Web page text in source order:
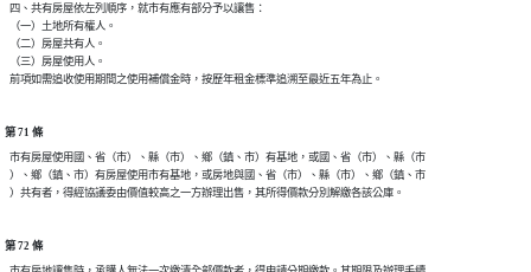
  四、共有房屋依左列順序，就市有應有部分予以讓售：
  （一）土地所有權人。
  （二）房屋共有人。
  （三）房屋使用人。
第 71 條
  市有房屋使用國、省（市）、縣（市）、鄉（鎮、市）有基地，或國、省（市）、縣（市
  ）、鄉（鎮、市）有房屋使用市有基地，或房地與國、省（市）、縣（市）、鄉（鎮、市
第 72 條